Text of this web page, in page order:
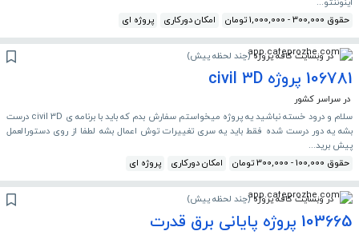
حقوق 300,000 - 1,000,000 تومان
امکان دورکاری پروژه ای
در وبسایت کافه پروژه (چند لحظه پیش)
106781 پروژه civil 3D
در سراسر کشور
سلام و درود خسته نباشید یه پروژه میخواستم سفارش بدم که باید با برنامه ی civil 3D درست
بشه یه دور درست شده فقط باید یه سری تغییرات توش اعمال بشه لطفا از روی دستورالعمل
پیش برید...
حقوق 100,000 - 300,000 تومان
امکان دورکاری پروژه ای
در وبسایت کافه پروژه (چند لحظه پیش)
103665 پروژه پایانی برق قدرت